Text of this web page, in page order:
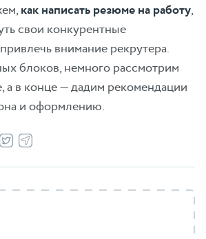
как написать резюме на работу,
свои конкурентные
внимание рекрутера.
блоков, немного рассмотрим
а в конце — дадим рекомендации
и оформлению.